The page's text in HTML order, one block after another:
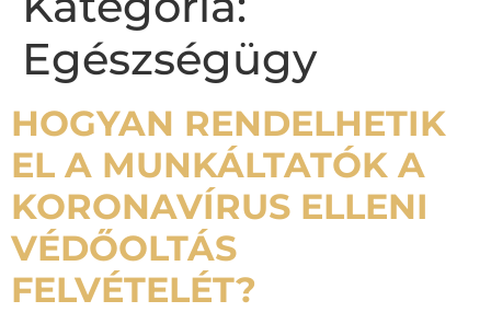
Egészségügy
HOGYAN RENDELHETIK
EL A MUNKÁLTATÓK A
KORONAVÍRUS ELLENI
VÉDŐOLTÁS
FELVÉTELÉT?